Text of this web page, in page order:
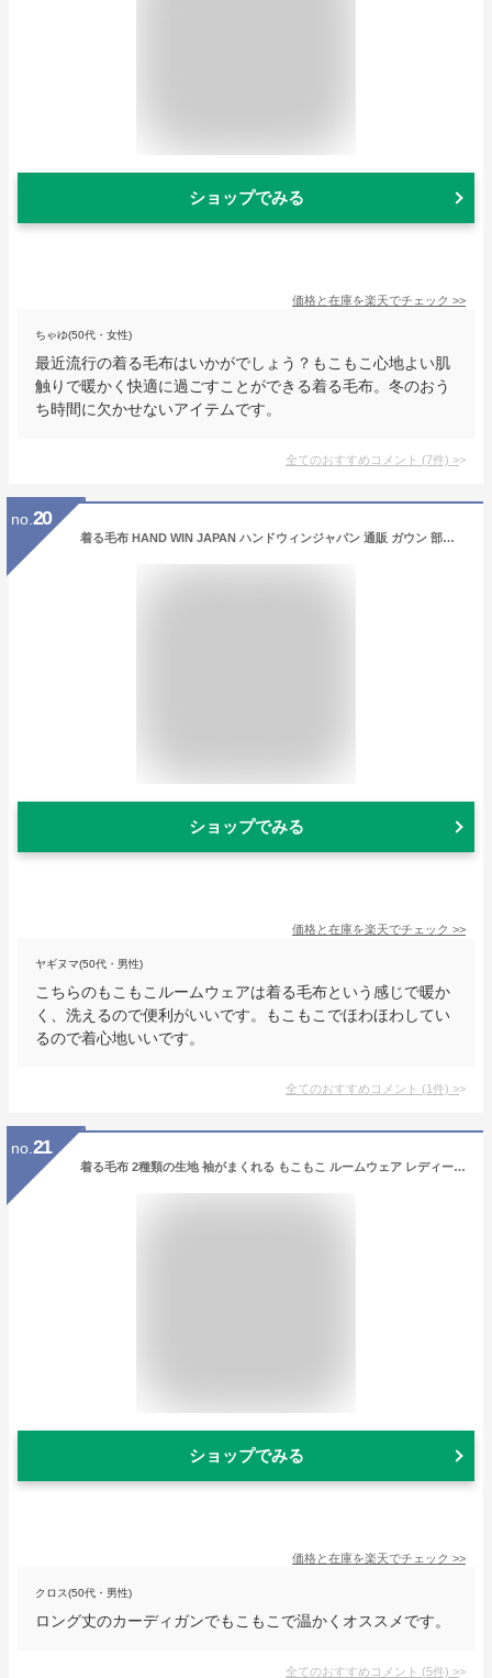
ショップでみる
価格と在庫を楽天でチェック >>
ちゃゆ(50代・女性)
最近流行の着る毛布はいかがでしょう？もこもこ心地よい肌
触りで暖かく快適に過ごすことができる着る毛布。冬のおう
ち時間に欠かせないアイテムです。
全てのおすすめコメント (7件) >
no. 20
着る毛布 HAND WIN JAPAN ハンドウィンジャパン 通販 ガウン 部屋着 ロング丈 長い 140cm 膝下 レディース メンズ ボア もこもこ ルームウエア 秋冬 長袖 大きい フリーサイズ かわいい おしゃれ あったか ふわふわ ふわもこ 洗える マタニティ 妊婦 前開き ボタン 防寒
ショップでみる
価格と在庫を楽天でチェック >>
ヤギヌマ(50代・男性)
こちらのもこもこルームウェアは着る毛布という感じで暖か
く、洗えるので便利がいいです。もこもこでほわほわしてい
るので着心地いいです。
全てのおすすめコメント (1件) >
no. 21
着る毛布 2種類の生地 袖がまくれる もこもこ ルームウェア レディース メンズ 大きいサイズ 冬 ロング丈 プレゼント 女性 送料無料 ふわふわ カーディガン かわいい ロング ワンピース 可愛い 軽い ガウン パジャマ 部屋着 女友達 クリスマス ギフト dw009
ショップでみる
価格と在庫を楽天でチェック >>
クロス(50代・男性)
ロング丈のカーディガンでもこもこで温かくオススメです。
全てのおすすめコメント (5件) >